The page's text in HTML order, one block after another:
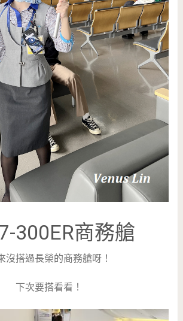
300ER商務艙
沒搭過長榮的商務艙呀！
下次要搭看看！